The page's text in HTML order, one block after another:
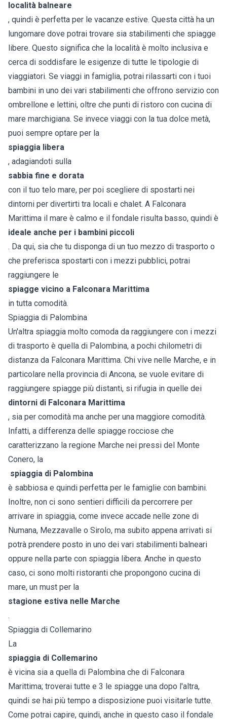
località balneare
, quindi è perfetta per le vacanze estive. Questa città ha un
lungomare dove potrai trovare sia stabilimenti che spiagge
libere. Questo significa che la località è molto inclusiva e
cerca di soddisfare le esigenze di tutte le tipologie di
viaggiatori. Se viaggi in famiglia, potrai rilassarti con i tuoi
bambini in uno dei vari stabilimenti che offrono servizio con
ombrellone e lettini, oltre che punti di ristoro con cucina di
mare marchigiana. Se invece viaggi con la tua dolce metà,
puoi sempre optare per la
spiaggia libera
, adagiandoti sulla
sabbia fine e dorata
con il tuo telo mare, per poi scegliere di spostarti nei
dintorni per divertirti tra locali e chalet. A Falconara
Marittima il mare è calmo e il fondale risulta basso, quindi è
ideale anche per i bambini piccoli
. Da qui, sia che tu disponga di un tuo mezzo di trasporto o
che preferisca spostarti con i mezzi pubblici, potrai
raggiungere le
spiagge vicino a Falconara Marittima
in tutta comodità.
Spiaggia di Palombina
Un'altra spiaggia molto comoda da raggiungere con i mezzi
di trasporto è quella di Palombina, a pochi chilometri di
distanza da Falconara Marittima. Chi vive nelle Marche, e in
particolare nella provincia di Ancona, se vuole evitare di
raggiungere spiagge più distanti, si rifugia in quelle dei
dintorni di Falconara Marittima
, sia per comodità ma anche per una maggiore comodità.
Infatti, a differenza delle spiagge rocciose che
caratterizzano la regione Marche nei pressi del Monte
Conero, la
spiaggia di Palombina
è sabbiosa e quindi perfetta per le famiglie con bambini.
Inoltre, non ci sono sentieri difficili da percorrere per
arrivare in spiaggia, come invece accade nelle zone di
Numana, Mezzavalle o Sirolo, ma subito appena arrivati si
potrà prendere posto in uno dei vari stabilimenti balneari
oppure nella parte con spiaggia libera. Anche in questo
caso, ci sono molti ristoranti che propongono cucina di
mare, un must per la
stagione estiva nelle Marche
.
Spiaggia di Collemarino
La
spiaggia di Collemarino
è vicina sia a quella di Palombina che di Falconara
Marittima; troverai tutte e 3 le spiagge una dopo l'altra,
quindi se hai più tempo a disposizione puoi visitarle tutte.
Come potrai capire, quindi, anche in questo caso il fondale